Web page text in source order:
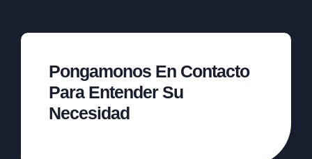
Pongamonos En Contacto
Para Entender Su
Necesidad